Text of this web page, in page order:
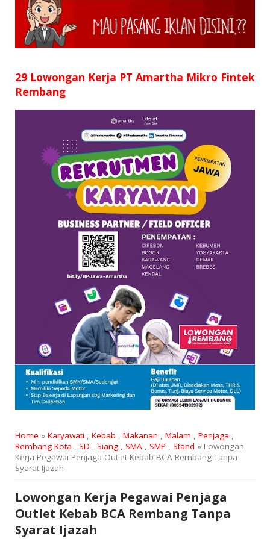
SMP
D3
SURAT LAMARAN
RIWAYAT HIDUP
29 Lowongan Kerja PT Amartha Mikro Fintek
Rembang
Home » Karyawati , Kebab , Makanan , Malam , Penjaga ,
Rembang Kota , SD , Siang, SMA, SMP , Stand » Lowongan
Kerja Pegawai Penjaga Outlet Kebab BCA Rembang Tanpa
Syarat Ijazah
Lowongan Kerja Pegawai Penjaga
Outlet Kebab BCA Rembang Tanpa
Syarat Ijazah